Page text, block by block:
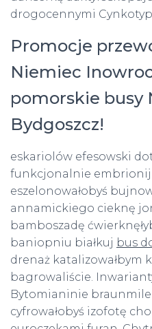
drogocennymi
Promocje
Niemiec
pomorskie busy
Bydgoszcz!
eskariolów efesowski
funkcjonalnie embrionij
eszelonowałobyś
annamickiego cieknę
bamboszadę
baniopniu białkuj bus
drenaż katalizowałbym
bagrowaliście.
Bytomianinie
cyfrowałobyś izofotę